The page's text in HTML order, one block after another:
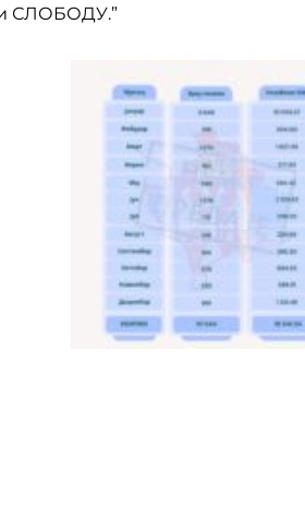
и СЛОБОДУ.”